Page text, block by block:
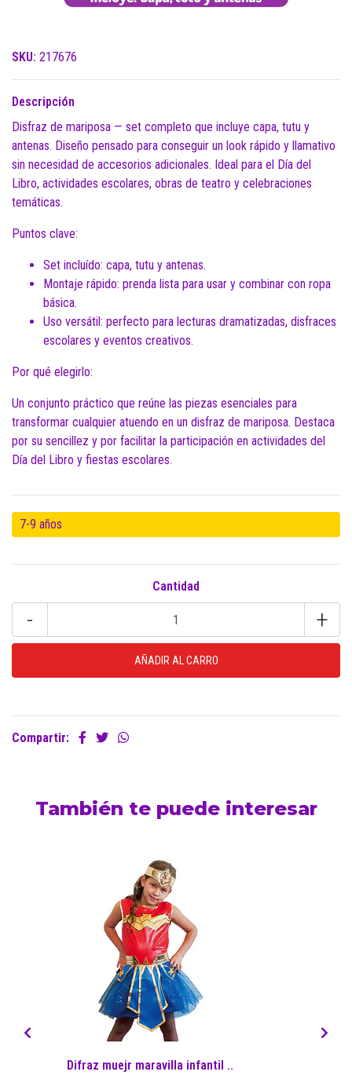
SKU: 217676
Descripción
Disfraz de mariposa — set completo que incluye capa, tutu y
antenas. Diseño pensado para conseguir un look rápido y llamativo
sin necesidad de accesorios adicionales. Ideal para el Día del
Libro, actividades escolares, obras de teatro y celebraciones
temáticas.
Puntos clave:
Set incluído: capa, tutu y antenas.
Montaje rápido: prenda lista para usar y combinar con ropa
básica.
Uso versátil: perfecto para lecturas dramatizadas, disfraces
escolares y eventos creativos.
Por qué elegirlo:
Un conjunto práctico que reúne las piezas esenciales para
transformar cualquier atuendo en un disfraz de mariposa. Destaca
por su sencillez y por facilitar la participación en actividades del
Día del Libro y fiestas escolares.
7-9 años
Cantidad
- +
Compartir:
También te puede interesar
Difraz muejr maravilla infantil ..